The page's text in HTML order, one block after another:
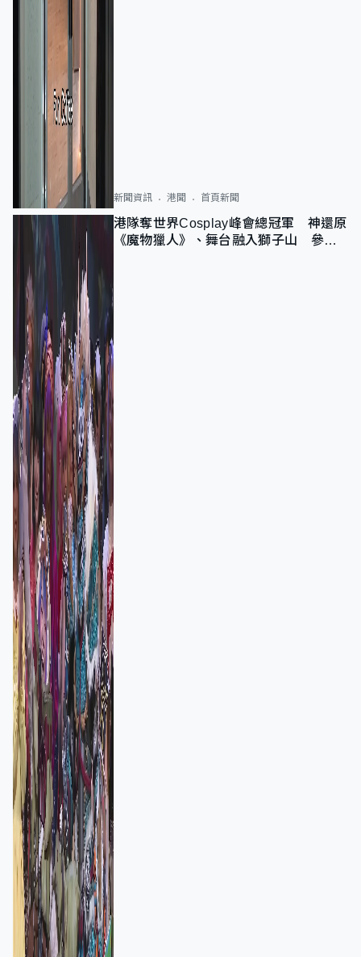
新聞資訊 港聞 首頁新聞
港隊奪世界Cosplay峰會總冠軍 神還原
《魔物獵人》、舞台融入獅子山 參賽